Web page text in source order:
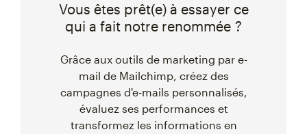
Vous êtes prêt(e) à essayer ce
qui a fait notre renommée ?
Grâce aux outils de marketing par e-
mail de Mailchimp, créez des
campagnes d'e-mails personnalisés,
évaluez ses performances et
transformez les informations en